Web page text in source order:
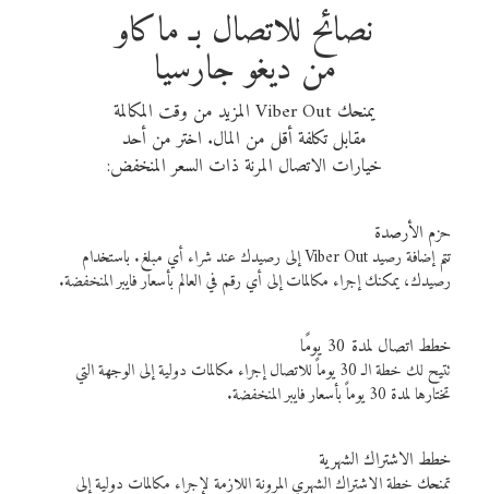
نصائح للاتصال بـ ماكاو
من ديغو جارسيا
يمنحك Viber Out المزيد من وقت المكالمة
مقابل تكلفة أقل من المال. اختر من أحد
خيارات الاتصال المرنة ذات السعر المنخفض:
حزم الأرصدة
تتم إضافة رصيد Viber Out إلى رصيدك عند شراء أي مبلغ. باستخدام
رصيدك، يمكنك إجراء مكالمات إلى أي رقم في العالم بأسعار فايبر المنخفضة.
خطط اتصال لمدة 30 يومًا
تتيح لك خطة الـ 30 يوماً للاتصال إجراء مكالمات دولية إلى الوجهة التي
تختارها لمدة 30 يوماً بأسعار فايبر المنخفضة.
خطط الاشتراك الشهرية
تمنحك خطة الاشتراك الشهري المرونة اللازمة لإجراء مكالمات دولية إلى